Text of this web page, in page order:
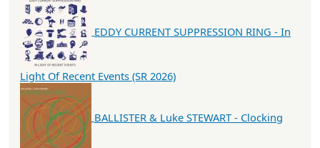
EDDY CURRENT SUPPRESSION RING - In
Light Of Recent Events (SR 2026)
BALLISTER & Luke STEWART - Clocking